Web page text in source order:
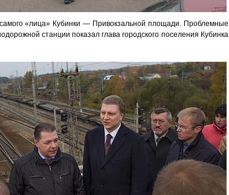
«лица» Кубинки — Привокзальной площади. Проблемные
станции показал глава городского поселения Кубинка